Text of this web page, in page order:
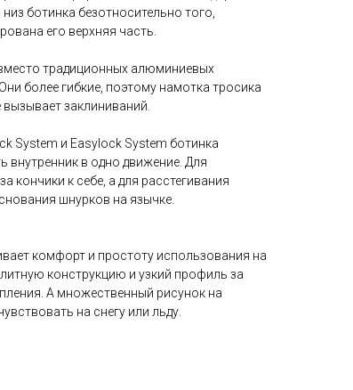
ботинка безотносительно того,
его верхняя часть.
традиционных алюминиевых
более гибкие, поэтому намотка тросика
заклиниваний.
System и Easylock System ботинка
внутренник в одно движение. Для
кончики к себе, а для расстегивания
шнурков на язычке.
комфорт и простоту использования на
конструкцию и узкий профиль за
А множественный рисунок на
на снегу или льду.